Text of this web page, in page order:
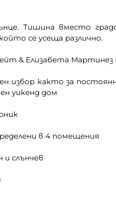
Тишина вместо
се усеща различно.
& Елизабета
избор както за
уикенд дом
в 4 помещения
и слънчев